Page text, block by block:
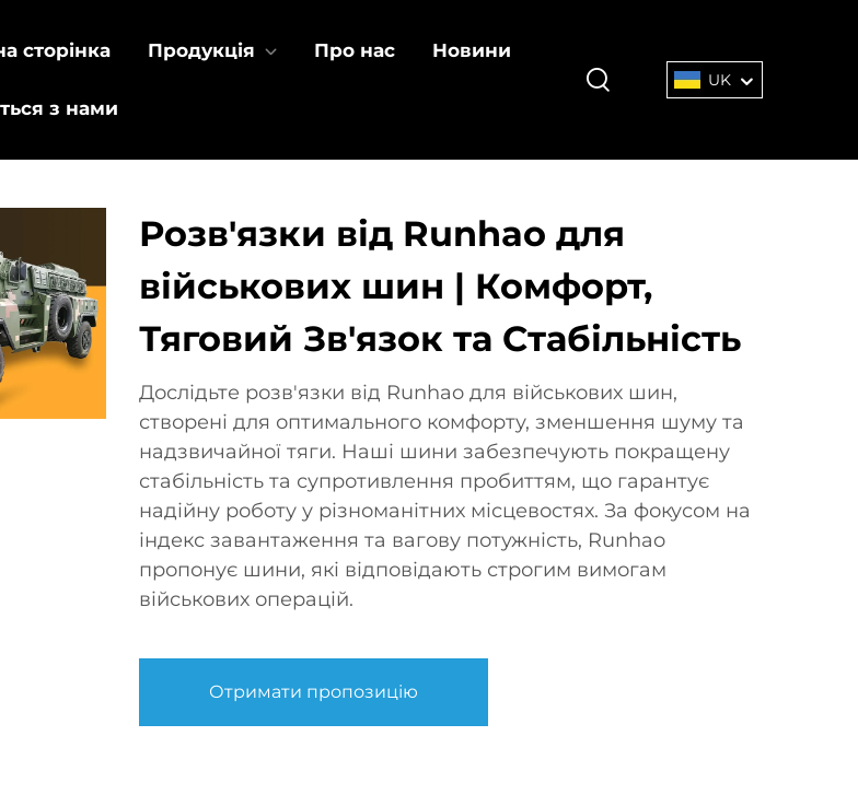
сторінка Продукція Про нас Новини
з нами
UK
Розв'язки від Runhao для
військових шин | Комфорт,
Тяговий Зв'язок та Стабільність
Дослідьте розв'язки від Runhao для військових шин,
створені для оптимального комфорту, зменшення шуму та
надзвичайної тяги. Наші шини забезпечують покращену
стабільність та супротивлення пробиттям, що гарантує
надійну роботу у різноманітних місцевостях. За фокусом на
індекс завантаження та вагову потужність, Runhao
пропонує шини, які відповідають строгим вимогам
військових операцій.
Отримати пропозицію